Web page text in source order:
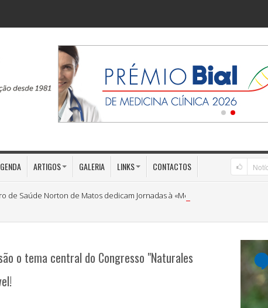
ARTIGOS GALERIA LINKS CONTACTOS
de Saúde Norton de Matos dedicam Jornadas à «Medicina Preventiva»
o tema central do Congresso "Naturales